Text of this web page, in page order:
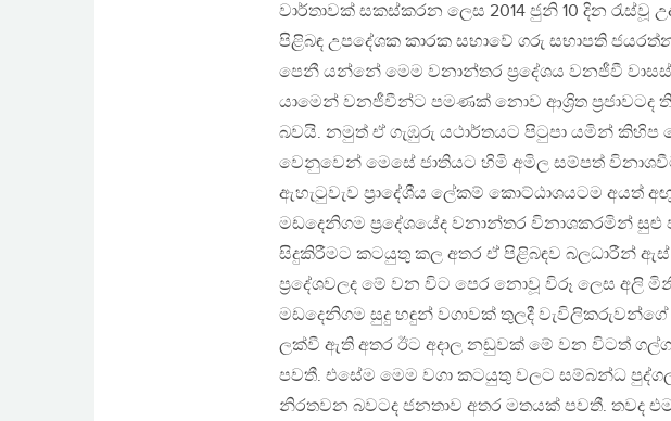
වාර්තාවක් සකස්කරන ලෙස 2014 ජුනි 10 දින රැස්වූ
පිළිබඳ උපදේශක කාරක සභාවේ ගරු සභාපති
පෙනී යන්නේ මෙම වනාන්තර ප්‍රදේශය වනජීවී
යාමෙන් වනජීවීන්ට පමණක් නොව ආශ්‍රිත ප්‍රජාවටද
බවයි. නමුත් ඒ ගැඹුරු යථාර්තයට පිටුපා යමින් කිහිප
වෙනුවෙන් මෙසේ ජාතියට හිමි අමිල සම්පත්
ඇහැටුවැව ප්‍රාදේශීය ලේකම් කොට්ඨාශයටම අයත්
මඩදෙනිගම ප්‍රදේශයේද වනාන්තර විනාශකරමින්
සිදුකිරීමට කටයුතු කල අතර ඒ පිළිබඳව බලධාරීන්
ප්‍රදේශවලද මේ වන විට පෙර නොවූ විරූ ලෙස අලි
මඩදෙනිගම සුදු හඳුන් වගාවක් තුලදී
ලක්වී ඇති අතර ඊට අදාල නඩුවක් මේ වන විටත්
පවතී. එසේම මෙම වගා කටයුතු වලට සම්බන්ධ
නිරතවන බවටද ජනතාව අතර මතයක් පවතී. තවද එම